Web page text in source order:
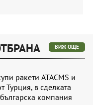
ВИЖ ОЩЕ
ракети ATACMS и
Турция, в сделката
компания